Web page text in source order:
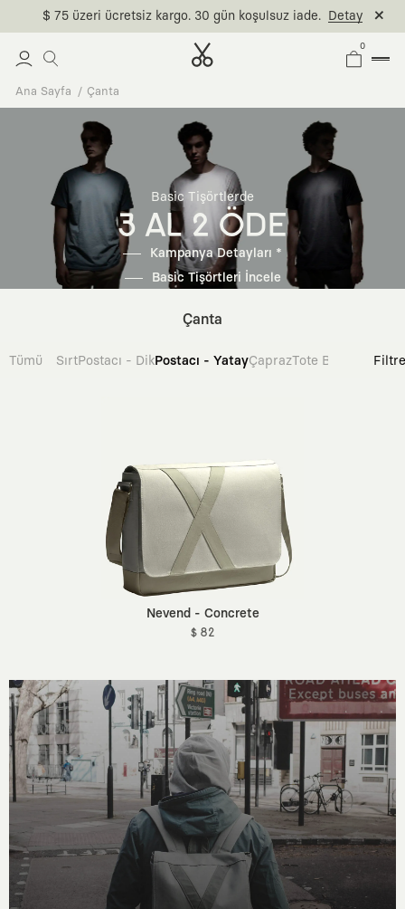
$ 75 üzeri ücretsiz kargo. 30 gün koşulsuz iade. Detay
0
Ana Sayfa Çanta
Basic Tişörtlerde
3 AL 2 ÖDE
Kampanya Detayları *
Basic Tişörtleri İncele
Çanta
Tümü SırtPostacı - DikPostacı - YatayÇaprazTote Bag Filtre
Nevend - Concrete
$ 82